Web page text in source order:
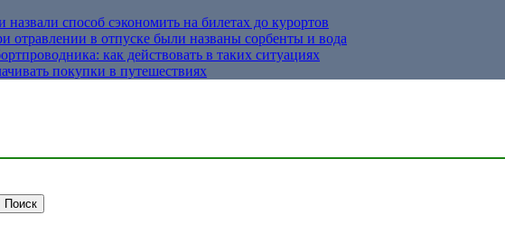
назвали способ сэкономить на билетах до курортов
в отпуске были названы сорбенты и вода
как действовать в таких ситуациях
покупки в путешествиях